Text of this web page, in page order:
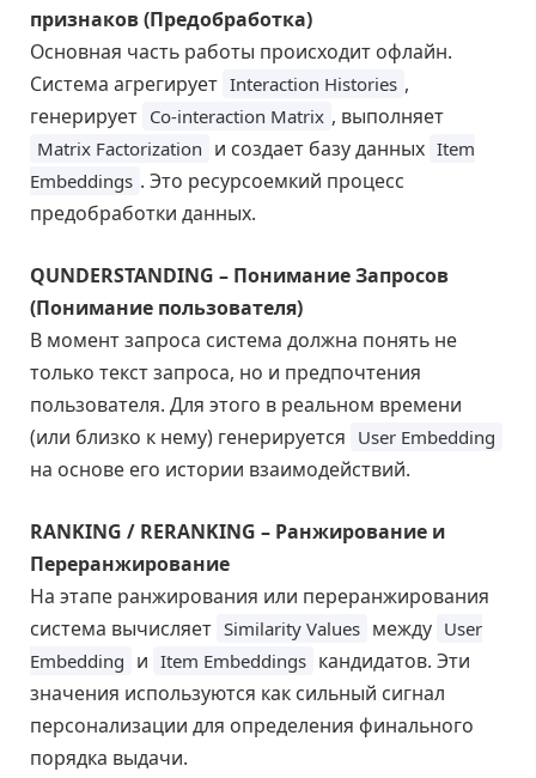
признаков (Предобработка)
Основная часть работы происходит офлайн.
Система агрегирует Interaction Histories ,
генерирует Co-interaction Matrix , выполняет
Matrix Factorization и создает базу данных Item
Embeddings . Это ресурсоемкий процесс
предобработки данных.
QUNDERSTANDING – Понимание Запросов
(Понимание пользователя)
В момент запроса система должна понять не
только текст запроса, но и предпочтения
пользователя. Для этого в реальном времени
(или близко к нему) генерируется User Embedding
на основе его истории взаимодействий.
RANKING / RERANKING – Ранжирование и
Переранжирование
На этапе ранжирования или переранжирования
система вычисляет Similarity Values между User
Embedding и Item Embeddings кандидатов. Эти
значения используются как сильный сигнал
персонализации для определения финального
порядка выдачи.